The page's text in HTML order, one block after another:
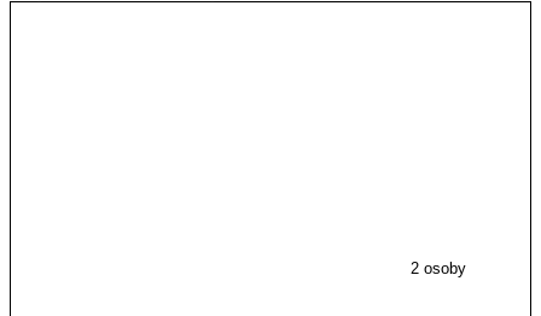
2 osoby